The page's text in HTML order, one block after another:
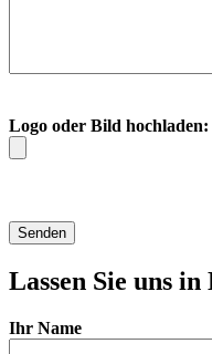
Logo oder Bild hochladen:
Lassen Sie uns
Ihr Name